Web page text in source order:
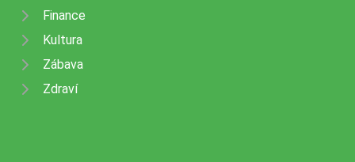
Finance
Kultura
Zábava
Zdraví